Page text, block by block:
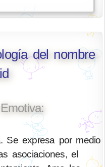
del nombre
Se expresa por medio
asociaciones, el